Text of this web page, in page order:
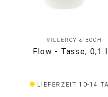
VILLEROY & BOCH
Flow - Tasse, 0,1
LIEFERZEIT 10-14